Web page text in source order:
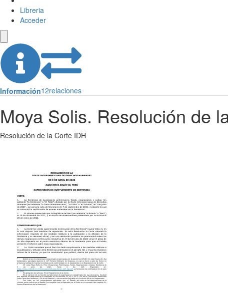
Libreria
Acceder
Información12relaciones
Moya Solis. Resolución de
Resolución de la Corte IDH